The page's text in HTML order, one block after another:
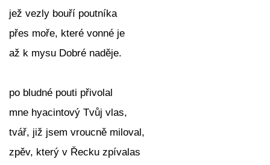
jež vezly bouří poutníka
přes moře, které vonné je
až k mysu Dobré naděje.
po bludné pouti přivolal
mne hyacintový Tvůj vlas,
tvář, již jsem vroucně miloval,
zpěv, který v Řecku zpívalas